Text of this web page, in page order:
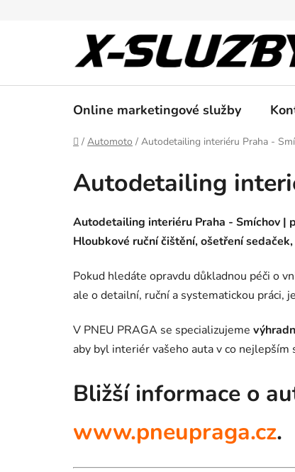
Online marketingové služby
Domů
/ Automoto / Autodetailing interiéru Praha -
Autodetailing
Autodetailing interiéru Praha - Smíchov |
Hloubkové ruční čištění, ošetření
Pokud hledáte opravdu důkladnou péči o
ale o detailní, ruční a systematickou práci,
V PNEU PRAGA se specializujeme
aby byl interiér vašeho auta v co nejlepším
Bližší informace o
www.pneupraga.cz.